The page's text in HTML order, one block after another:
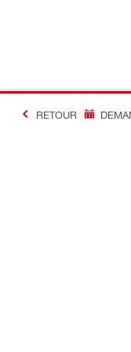
RETOUR